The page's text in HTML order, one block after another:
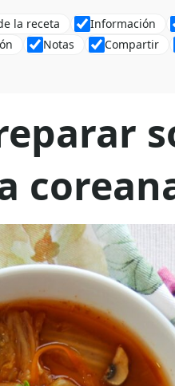
la receta
Información
Notas Compartir